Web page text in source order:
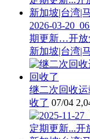
2026-03-
期更新…开放
新加坡|台湾|
继二次回收运
收了 07/04